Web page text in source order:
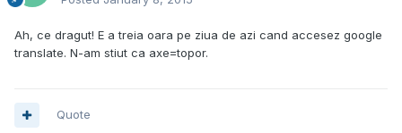
Ah, ce dragut! E a treia oara pe ziua de azi cand accesez google
translate. N-am stiut ca axe=topor.
Quote